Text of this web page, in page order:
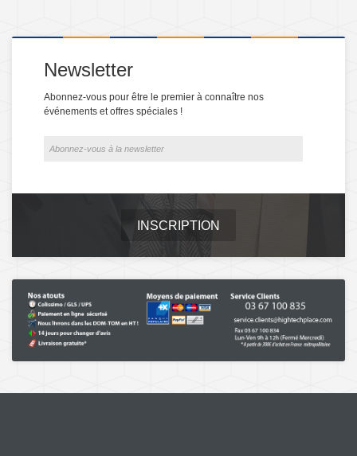
Newsletter
Abonnez-vous pour être le premier à connaître nos
événements et offres spéciales !
INSCRIPTION